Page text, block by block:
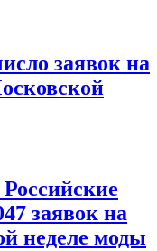
заявок на
заявок на
неделе моды